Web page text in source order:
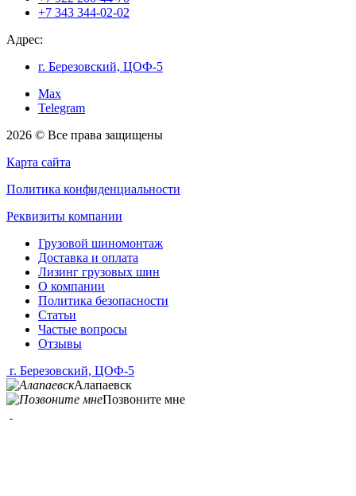
+7 343 344-02-02
Адрес:
г. Березовский, ЦОФ-5
Max
Telegram
2026 © Все права защищены
Карта сайта
Политика конфиденциальности
Реквизиты компании
Грузовой шиномонтаж
Доставка и оплата
Лизинг грузовых шин
О компании
Политика безопасности
Статьи
Частые вопросы
Отзывы
г. Березовский, ЦОФ-5
Алапаевск
Позвоните мне